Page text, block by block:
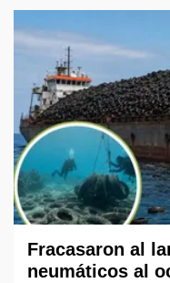
Fracasaron al
neumáticos al